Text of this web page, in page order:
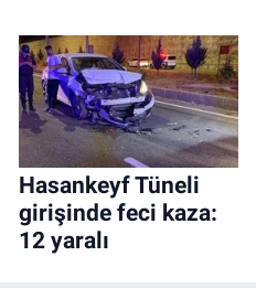
Hasankeyf Tüneli
girişinde feci kaza:
12 yaralı